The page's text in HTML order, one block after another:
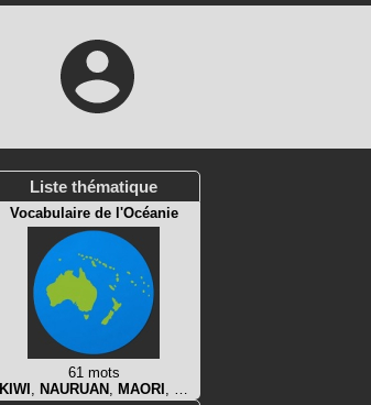
Liste thématique
Vocabulaire de l'Océanie
61 mots
KIWI , NAURUAN , MAORI , …